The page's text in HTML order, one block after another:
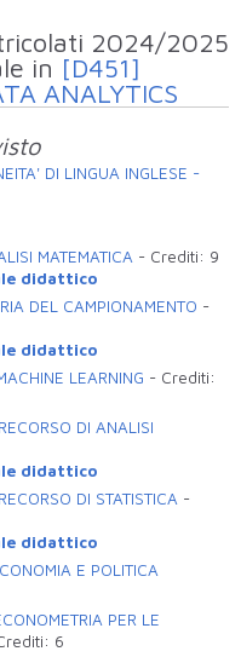
attivi che sono
2024/2025
in [D451]
ANALYTICS
DI LINGUA INGLESE -
MATEMATICA - Crediti: 9
didattico
DEL CAMPIONAMENTO -
didattico
LEARNING - Crediti:
DI ANALISI
didattico
DI STATISTICA -
didattico
E POLITICA
PER LE
6